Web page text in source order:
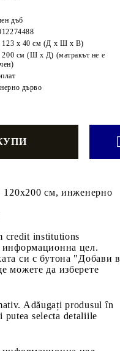
дъб
123 x 40 см (Д x Ш x В)
200 см (Ш x Д) (матракът не е
дърво
120x200 см, инженерно
credit institutions
информационна цел.
си с бутона "Добави в
можете да изберете
Adăugați produsul în
putea selecta detaliile